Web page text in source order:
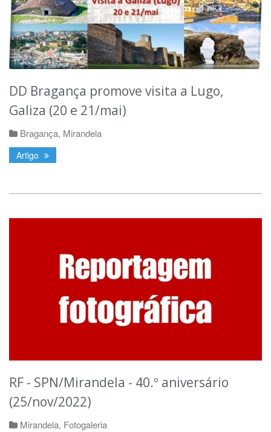
DD Bragança promove visita a Lugo,
Galiza (20 e 21/mai)
Bragança, Mirandela
Artigo
RF - SPN/Mirandela - 40.º aniversário
(25/nov/2022)
Mirandela, Fotogaleria